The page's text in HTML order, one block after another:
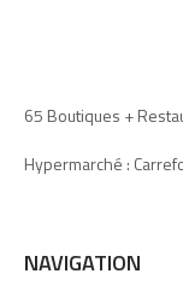
65 Boutiques +
Hypermarché :
NAVIGATION